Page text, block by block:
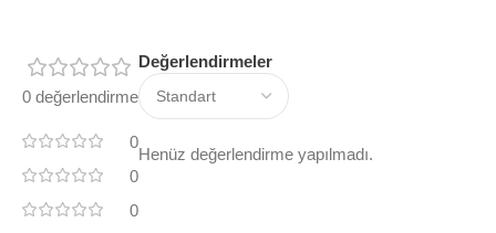
0 değerlendirme
0
0
0
Değerlendirmeler
Henüz değerlendirme yapılmadı.